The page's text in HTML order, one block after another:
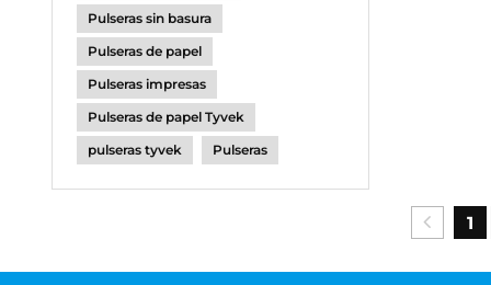
Pulseras sin basura
Pulseras de papel
Pulseras impresas
Pulseras de papel Tyvek
pulseras tyvek
Pulseras
1